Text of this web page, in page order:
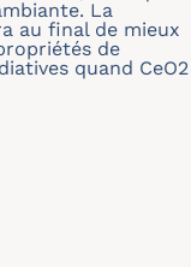
La
au final de mieux
de
quand CeO2